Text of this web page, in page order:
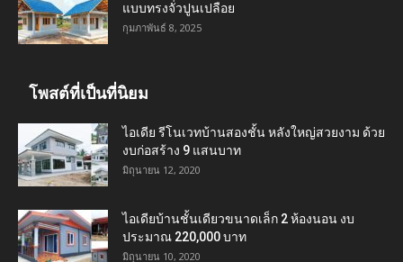
แบบทรงจั่วปูนเปลือย
กุมภาพันธ์ 8, 2025
โพสต์ที่เป็นที่นิยม
ไอเดีย รีโนเวทบ้านสองชั้น หลังใหญ่สวยงาม ด้วย
งบก่อสร้าง 9 แสนบาท
มิถุนายน 12, 2020
ไอเดียบ้านชั้นเดียวขนาดเล็ก 2 ห้องนอน งบ
ประมาณ 220,000 บาท
มิถุนายน 10, 2020